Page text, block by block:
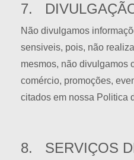
7.
Não divulgamos
sensiveis, pois, não
mesmos, não divulgamos
comércio, promoções,
citados em nossa Politica
8. SERVIÇOS